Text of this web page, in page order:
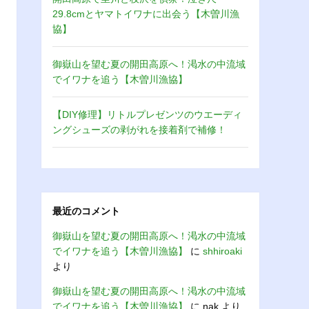
29.8cmとヤマトイワナに出会う【木曽川漁
協】
御嶽山を望む夏の開田高原へ！渇水の中流域
でイワナを追う【木曽川漁協】
【DIY修理】リトルプレゼンツのウエーディ
ングシューズの剥がれを接着剤で補修！
最近のコメント
御嶽山を望む夏の開田高原へ！渇水の中流域
でイワナを追う【木曽川漁協】
に shhiroaki
より
御嶽山を望む夏の開田高原へ！渇水の中流域
でイワナを追う【木曽川漁協】
に nak より